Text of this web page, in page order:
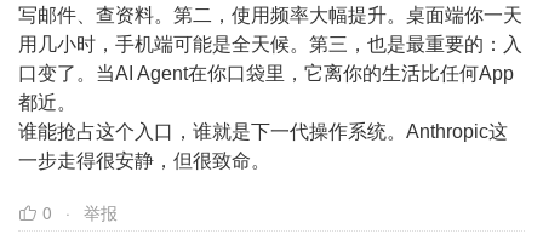
写邮件、查资料。第二，使用频率大幅提升。桌面端你一天
用几小时，手机端可能是全天候。第三，也是最重要的：入
口变了。当AI Agent在你口袋里，它离你的生活比任何App
都近。
谁能抢占这个入口，谁就是下一代操作系统。Anthropic这
一步走得很安静，但很致命。
0
举报